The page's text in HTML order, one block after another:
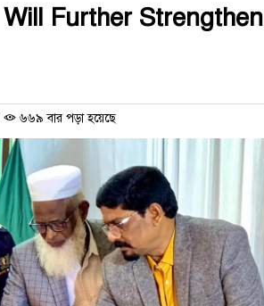
Further Strengthen
৬৬৯ বার পড়া হয়েছে